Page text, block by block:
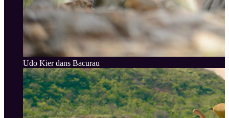
Udo Kier dans Bacurau